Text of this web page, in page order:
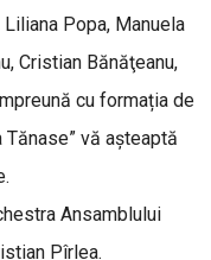
Popa, Manuela
Cristian Bănăţeanu,
cu formația de
vă așteaptă
Ansamblului
Pîrlea.